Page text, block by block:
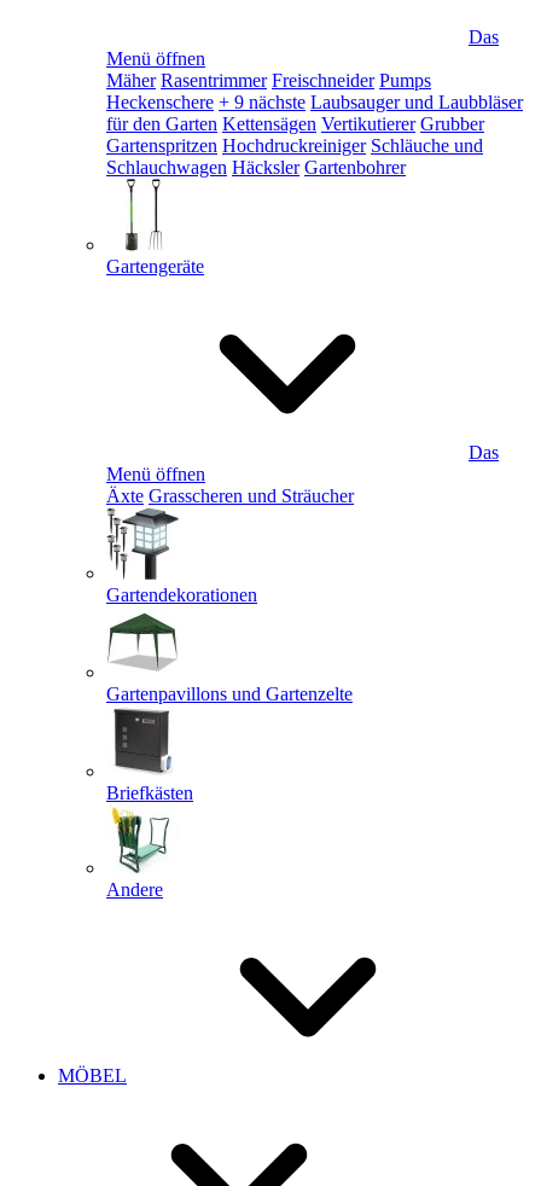
Das
Menü öffnen
Mäher Rasentrimmer Freischneider Pumps
Heckenschere + 9 nächste Laubsauger und Laubbläser
für den Garten Kettensägen Vertikutierer Grubber
Gartenspritzen Hochdruckreiniger Schläuche und
Schlauchwagen Häcksler Gartenbohrer
Gartengeräte
Das
Menü öffnen
Äxte Grasscheren und Sträucher
Gartendekorationen
Gartenpavillons und Gartenzelte
Briefkästen
Andere
MÖBEL